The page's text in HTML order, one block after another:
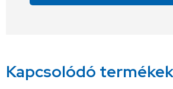
Kapcsolódó termékek